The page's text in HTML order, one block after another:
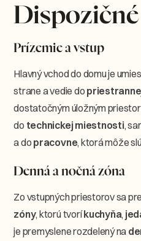
Prízemie a vstup
Hlavný vchod do domu je
strane a vedie do
dostatočným úložným
do technickej miestnosti,
a do pracovne, ktorá môže
Denná a nočná zóna
Zo vstupných priestorov sa
zóny, ktorú tvoríkuchyňa,
je premyslene rozdelený na